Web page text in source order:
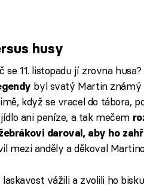
husy
se 11. listopadu jí zrovna
byl svatý Martin známý
když se vracel do tábora,
ani peníze, a tak mečem
daroval, aby ho
mezi anděly a děkoval
laskavost vážili a zvolili ho